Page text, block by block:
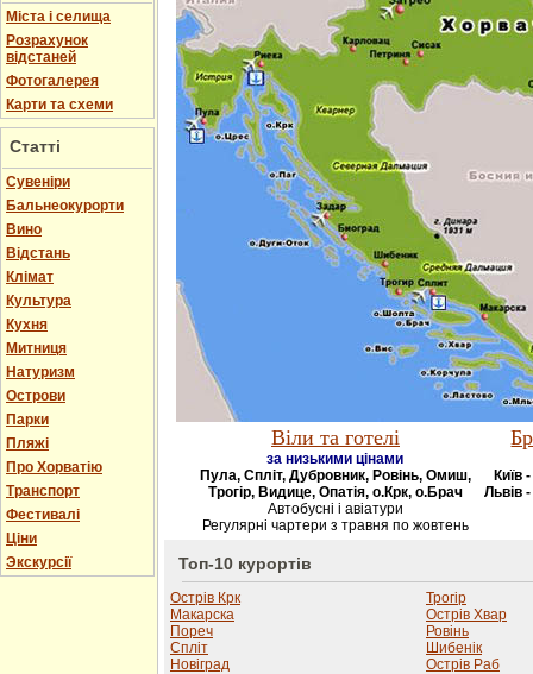
Міста і селища
Розрахунок
відстаней
Фотогалерея
Карти та схеми
Статті
Cувеніри
Бальнеокурорти
Вино
Відстань
Клімат
Культура
Кухня
Митниця
Натуризм
Острови
Парки
Пляжі
Про Хорватію
Транспорт
Фестивалі
Ціни
Экскурсії
Віли та готелі
за низькими цінами
Пула, Спліт, Дубровник, Ровінь, Омиш,
Трогір, Видице, Опатія, о.Крк, о.Брач
Автобусні і авіатури
Регулярні чартери з травня по жовтень
Київ
Львів
Топ-10 курортів
Острів Крк
Макарска
Пореч
Спліт
Новіград
Трогір
Острів Хвар
Ровінь
Шибенік
Острів Раб